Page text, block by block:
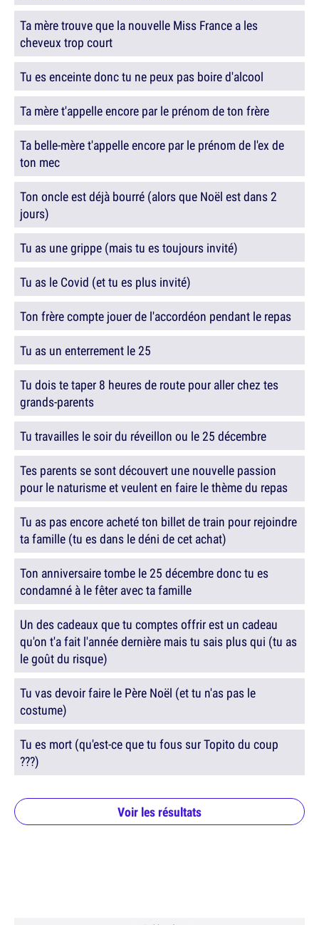
Ta mère trouve que la nouvelle Miss France a les
cheveux trop court
Tu es enceinte donc tu ne peux pas boire d'alcool
Ta mère t'appelle encore par le prénom de ton frère
Ta belle-mère t'appelle encore par le prénom de l'ex de
ton mec
Ton oncle est déjà bourré (alors que Noël est dans 2
jours)
Tu as une grippe (mais tu es toujours invité)
Tu as le Covid (et tu es plus invité)
Ton frère compte jouer de l'accordéon pendant le repas
Tu as un enterrement le 25
Tu dois te taper 8 heures de route pour aller chez tes
grands-parents
Tu travailles le soir du réveillon ou le 25 décembre
Tes parents se sont découvert une nouvelle passion
pour le naturisme et veulent en faire le thème du repas
Tu as pas encore acheté ton billet de train pour rejoindre
ta famille (tu es dans le déni de cet achat)
Ton anniversaire tombe le 25 décembre donc tu es
condamné à le fêter avec ta famille
Un des cadeaux que tu comptes offrir est un cadeau
qu'on t'a fait l'année dernière mais tu sais plus qui (tu as
le goût du risque)
Tu vas devoir faire le Père Noël (et tu n'as pas le
costume)
Tu es mort (qu'est-ce que tu fous sur Topito du coup
???)
Voir les résultats